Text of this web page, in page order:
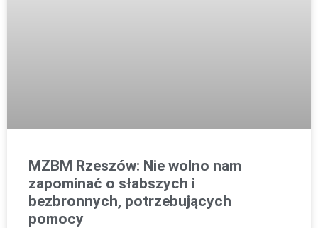
MZBM Rzeszów: Nie wolno nam
zapominać o słabszych i
bezbronnych, potrzebujących
pomocy